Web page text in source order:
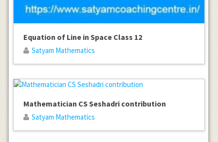
Equation of Line in Space Class 12
Satyam Mathematics
Mathematician CS Seshadri contribution
Satyam Mathematics